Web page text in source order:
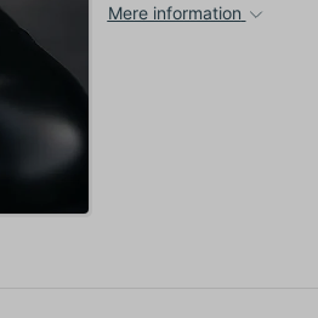
Mere information